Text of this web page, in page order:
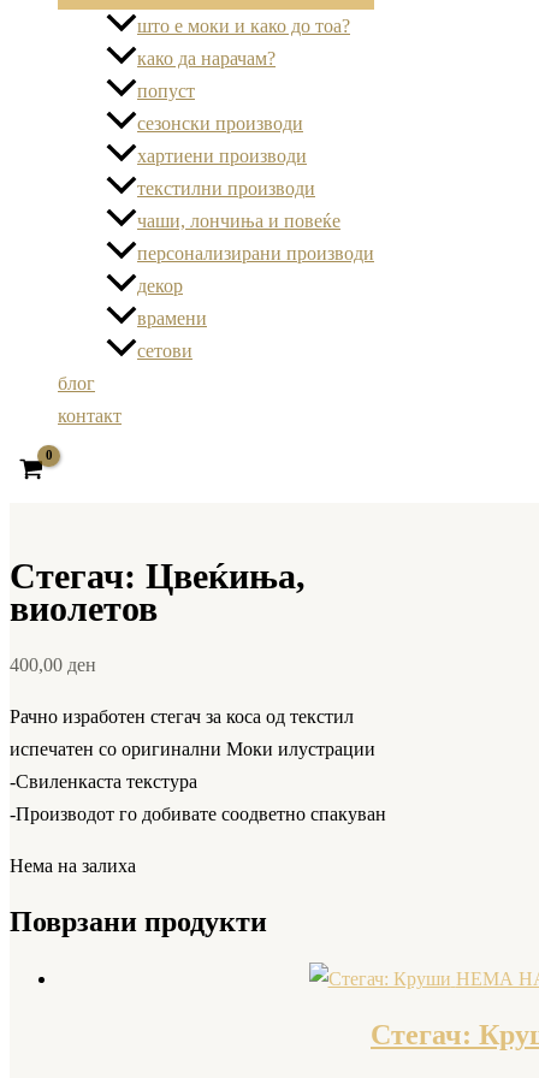
што е моки и како до тоа?
како да нарачам?
попуст
сезонски производи
хартиени производи
текстилни производи
чаши, лончиња и повеќе
персонализирани производи
декор
врамени
сетови
блог
контакт
Стегач: Цвеќиња,
виолетов
400,00 ден
Рачно изработен стегач за коса од текстил
испечатен со оригинални Моки илустрации
-Свиленкаста текстура
-Производот го добивате соодветно спакуван
Нема на залиха
Поврзани продукти
НЕМА
Стегач: